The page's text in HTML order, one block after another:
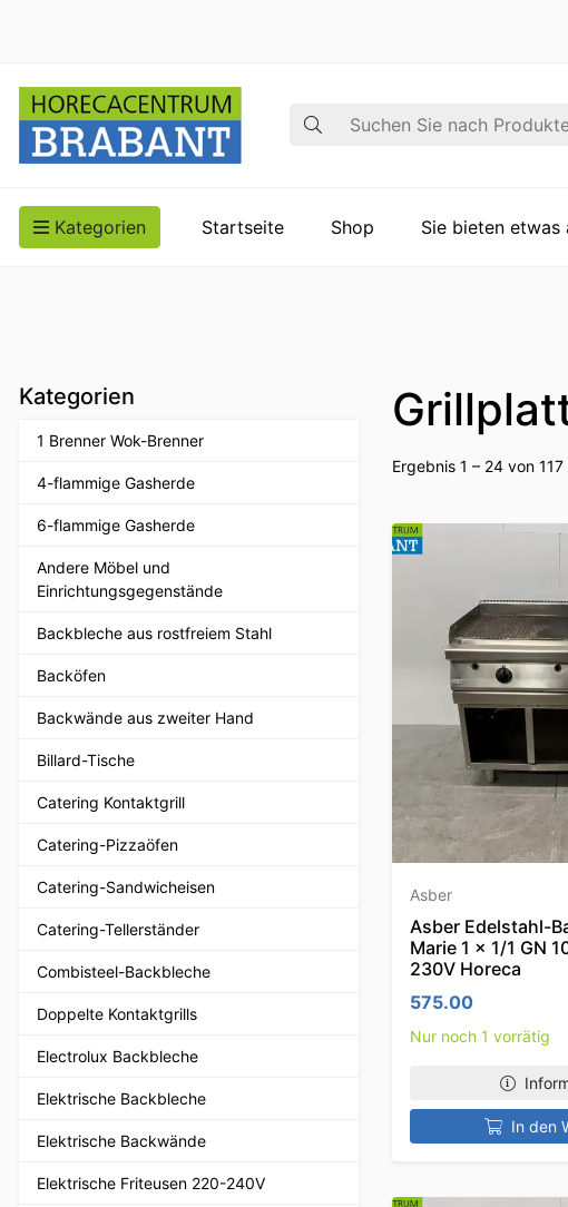
Suche
Kategorien Startseite Shop Sie bieten etwas
Kategorien
1 Brenner Wok-Brenner
4-flammige Gasherde
6-flammige Gasherde
Andere Möbel und
Einrichtungsgegenstände
Backbleche aus rostfreiem Stahl
Backöfen
Backwände aus zweiter Hand
Billard-Tische
Catering Kontaktgrill
Catering-Pizzaöfen
Catering-Sandwicheisen
Catering-Tellerständer
Combisteel-Backbleche
Doppelte Kontaktgrills
Electrolux Backbleche
Elektrische Backbleche
Elektrische Backwände
Elektrische Friteusen 220-240V
Ergebnis 1 – 24 von
Asber
Asber Edelstahl-
Marie 1 x 1/1 GN
230V Horeca
575.00
Nur noch 1 vorrätig
In den